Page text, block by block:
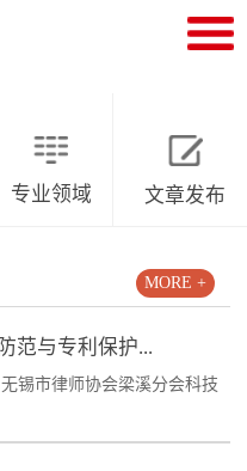
专业领域 文章发布
范与专利保护...
锡市律师协会梁溪分会科技
MORE +